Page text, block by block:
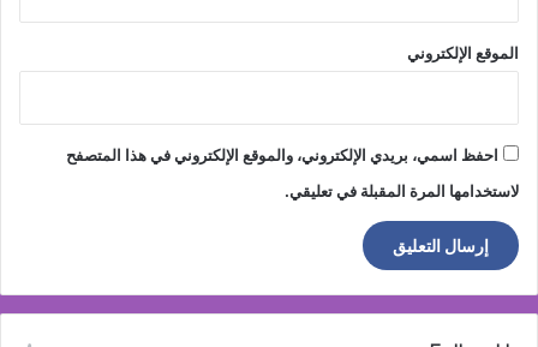
الموقع الإلكتروني
احفظ اسمي، بريدي الإلكتروني، والموقع الإلكتروني في هذا المتصفح
لاستخدامها المرة المقبلة في تعليقي.